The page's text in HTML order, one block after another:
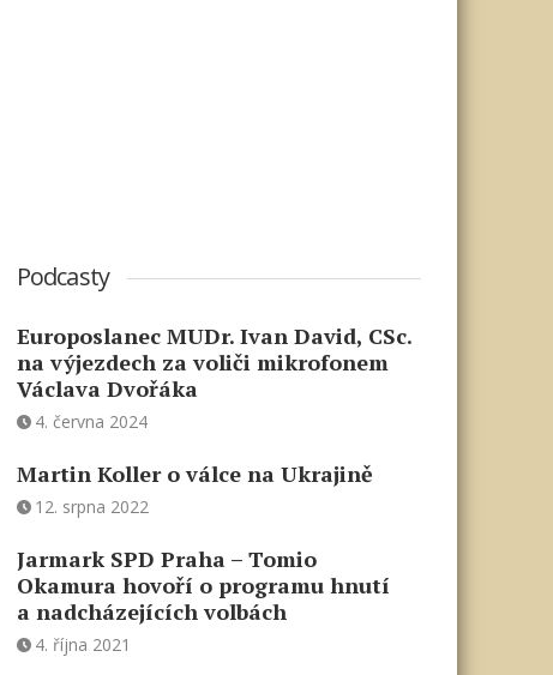
Podcasty
Europoslanec MUDr. Ivan David, CSc.
na výjezdech za voliči mikrofonem
Václava Dvořáka
4. června 2024
Martin Koller o válce na Ukrajině
12. srpna 2022
Jarmark SPD Praha – Tomio
Okamura hovoří o programu hnutí
a nadcházejících volbách
4. října 2021